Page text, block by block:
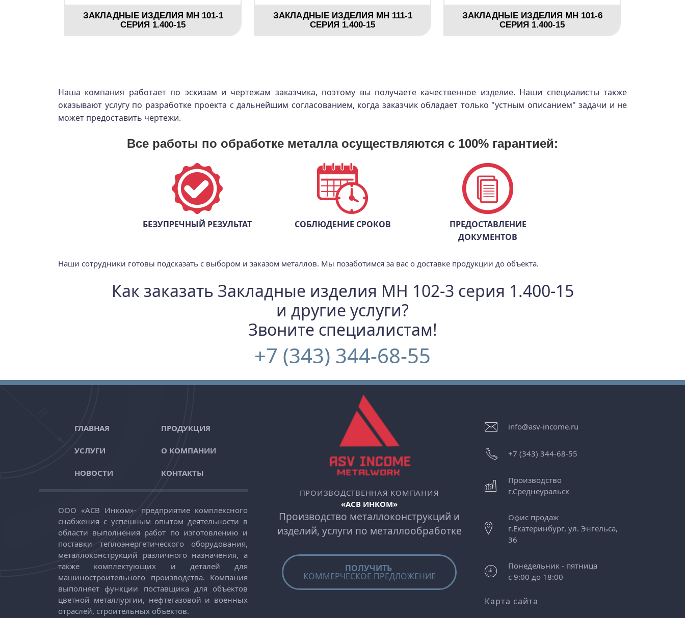
ЗАКЛАДНЫЕ ИЗДЕЛИЯ МН 101-1
СЕРИЯ 1.400-15
ЗАКЛАДНЫЕ ИЗДЕЛИЯ МН 111-1
СЕРИЯ 1.400-15
ЗАКЛАДНЫЕ ИЗДЕЛИЯ МН 101-6
СЕРИЯ 1.400-15
Наша компания работает по эскизам и чертежам заказчика, поэтому вы получаете качественное изделие. Наши специалисты также
оказывают услугу по разработке проекта с дальнейшим согласованием, когда заказчик обладает только "устным описанием" задачи и не
может предоставить чертежи.
Все работы по обработке металла осуществляются с 100% гарантией:
БЕЗУПРЕЧНЫЙ РЕЗУЛЬТАТ СОБЛЮДЕНИЕ СРОКОВ
ПРЕДОСТАВЛЕНИЕ
ДОКУМЕНТОВ
Наши сотрудники готовы подсказать с выбором и заказом металлов. Мы позаботимся за вас о доставке продукции до объекта.
Как заказать Закладные изделия МН 102-3 серия 1.400-15
и другие услуги?
Звоните специалистам!
+7 (343) 344-68-55
ГЛАВНАЯ ПРОДУКЦИЯ
УСЛУГИ О КОМПАНИИ
НОВОСТИ КОНТАКТЫ
ООО «АСВ Инком»- предприятие комплексного
снабжения с успешным опытом деятельности в
области выполнения работ по изготовлению и
поставки теплоэнергетического оборудования,
металлоконструкций различного назначения, а
также комплектующих и деталей для
машиностроительного производства. Компания
выполняет функции поставщика для объектов
цветной металлургии, нефтегазовой и военных
отраслей, строительных объектов.
ПРОИЗВОДСТВЕННАЯ КОМПАНИЯ
«АСВ ИНКОМ»
Производство металлоконструкций и
изделий, услуги по металлообработке
ПОЛУЧИТЬ
КОММЕРЧЕСКОЕ ПРЕДЛОЖЕНИЕ
info@asv-income.ru
+7 (343) 344-68-55
Производство
г.Среднеуральск
Офис продаж
г.Екатеринбург, ул. Энгельса,
36
Понедельник - пятница
с 9:00 до 18:00
Карта сайта